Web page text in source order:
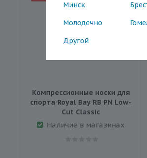
Минск
Молодечно
Другой
Компрессионные носки для
спорта Royal Bay RB PN Low-
Сut Classic
Наличие в магазинах